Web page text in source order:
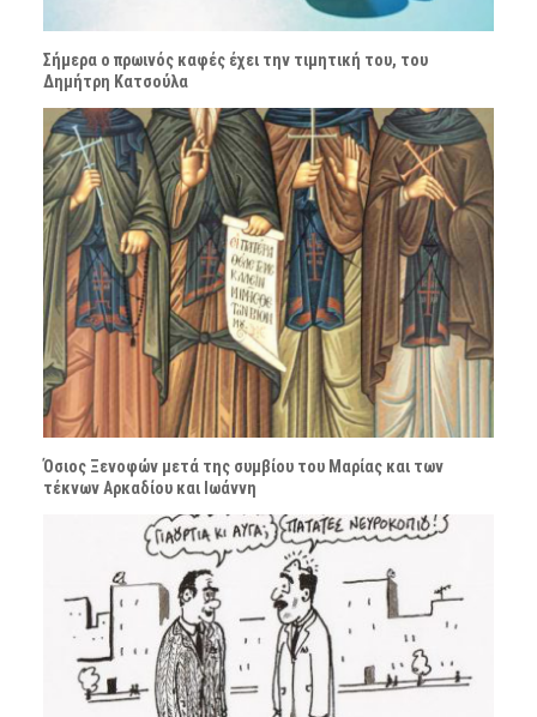
Σήμερα ο πρωινός καφές έχει την τιμητική του, του
Δημήτρη Κατσούλα
Όσιος Ξενοφών μετά της συμβίου του Μαρίας και των
τέκνων Αρκαδίου και Ιωάννη